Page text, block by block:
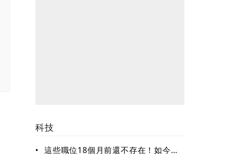
科技
• 這些職位18個月前還不存在！如今年